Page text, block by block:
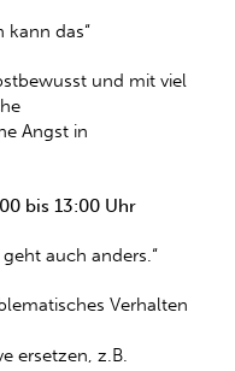
das“
und mit viel
13:00 Uhr
auch anders.“
Verhalten